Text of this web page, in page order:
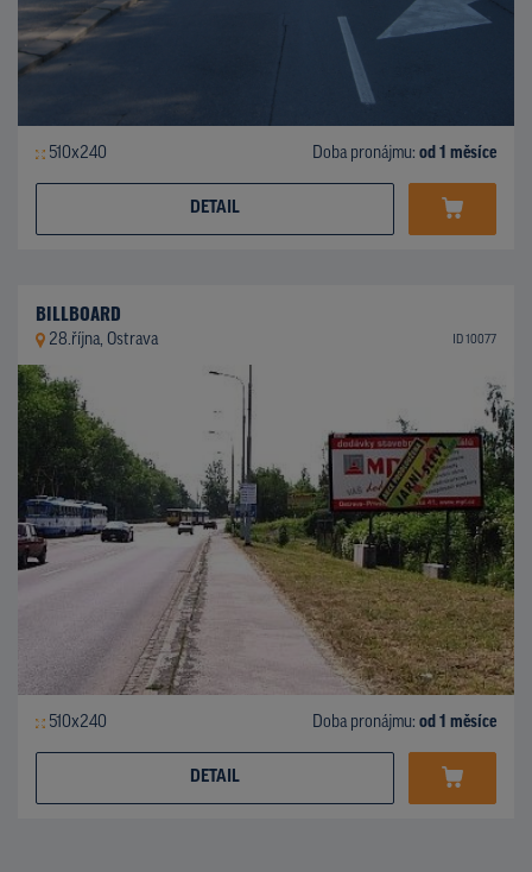
510x240 Doba pronájmu: od 1 měsíce
DETAIL
BILLBOARD
28.října, Ostrava ID 10077
510x240 Doba pronájmu: od 1 měsíce
DETAIL